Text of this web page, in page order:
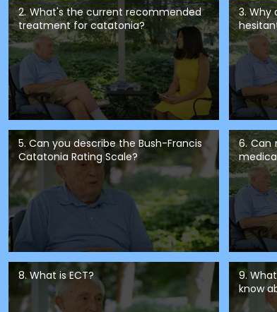
2. What's the current recommended
treatment for catatonia?
3. Why
5. Can you describe the Bush-Francis
Catatonia Rating Scale?
6. Can
8. What is ECT?
9.
know